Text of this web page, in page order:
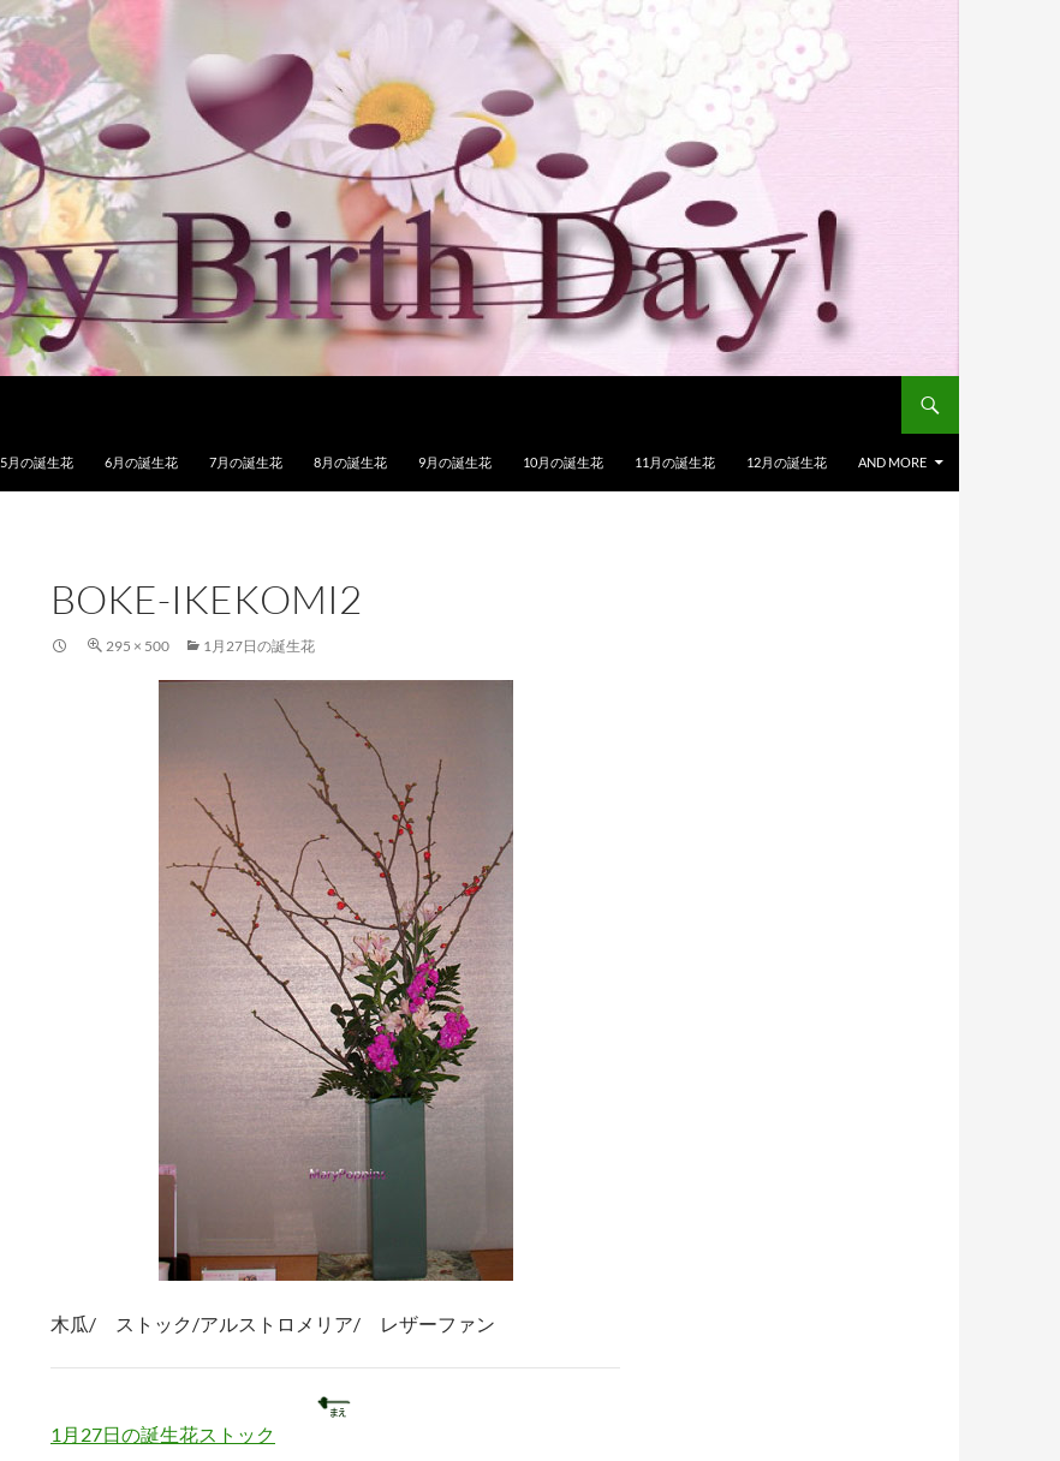
5月の誕生花 6月の誕生花 7月の誕生花 8月の誕生花 9月の誕生花 10月の誕生花 11月の誕生花 12月の誕生花 AND MORE
BOKE-IKEKOMI2
295 × 500 1月27日の誕生花
木瓜/ ストック/アルストロメリア/ レザーファン
1月27日の誕生花ストック